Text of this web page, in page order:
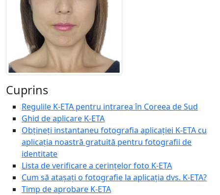
Cuprins
Regulile K-ETA pentru intrarea în Coreea de Sud
Ghid de aplicare K-ETA
Obțineți instantaneu fotografia aplicației K-ETA cu
aplicația noastră gratuită pentru fotografii de
identitate
Lista de verificare a cerințelor foto K-ETA
Cum să atașați o fotografie la aplicația dvs. K-ETA?
Timp de aprobare K-ETA